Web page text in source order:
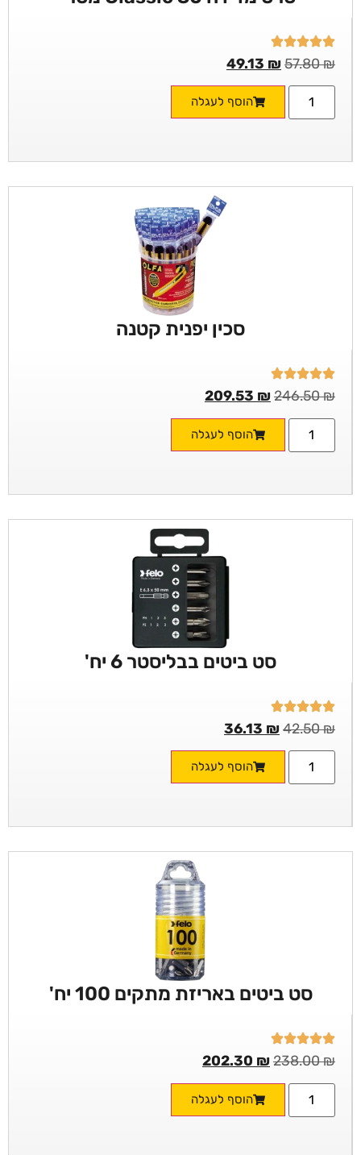
57.80₪
49.13 ₪
הוסף לעגלה
סכין יפנית קטנה
246.50₪
209.53 ₪
הוסף לעגלה
סט ביטים בבליסטר 6 יח'
42.50₪
36.13 ₪
הוסף לעגלה
סט ביטים באריזת מתקים 100 יח'
238.00₪
202.30 ₪
הוסף לעגלה